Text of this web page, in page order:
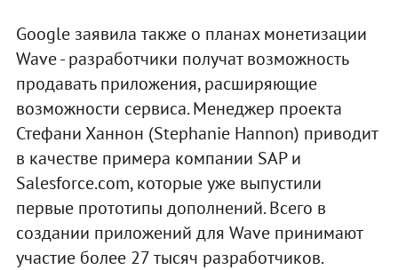
Google заявила также о планах монетизации
Wave - разработчики получат возможность
продавать приложения, расширяющие
возможности сервиса. Менеджер проекта
Стефани Ханнон (Stephanie Hannon) приводит
в качестве примера компании SAP и
Salesforce.com, которые уже выпустили
первые прототипы дополнений. Всего в
создании приложений для Wave принимают
участие более 27 тысяч разработчиков.